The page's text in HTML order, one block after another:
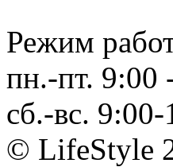
Режим
пн.-пт. 9:00
сб.-вс. 9:00-
© LifeStyle